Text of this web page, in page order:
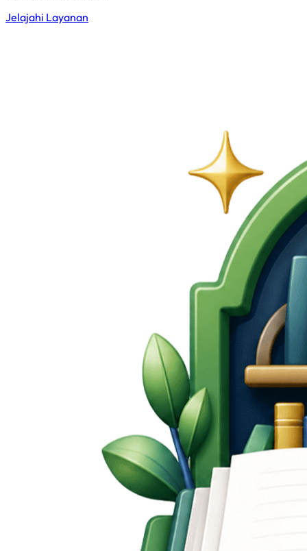
Jelajahi Layanan